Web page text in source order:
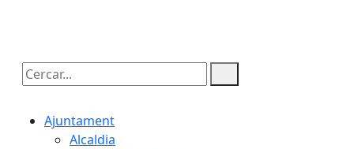
Cercar:
Ajuntament
Alcaldia